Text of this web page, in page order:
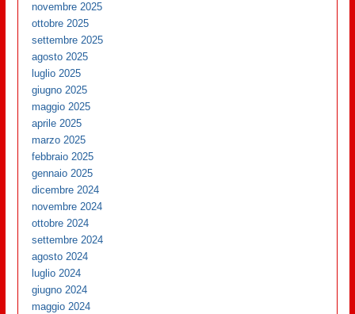
novembre 2025
ottobre 2025
settembre 2025
agosto 2025
luglio 2025
giugno 2025
maggio 2025
aprile 2025
marzo 2025
febbraio 2025
gennaio 2025
dicembre 2024
novembre 2024
ottobre 2024
settembre 2024
agosto 2024
luglio 2024
giugno 2024
maggio 2024